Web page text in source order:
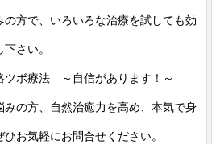
方で、いろいろな治療を試しても効
さい。
ボ療法 ～自信があります！～
みの方、自然治癒力を高め、本気で身
お気軽にお問合せください。